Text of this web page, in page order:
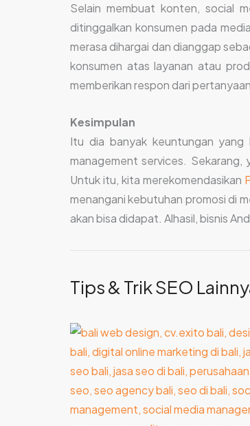
Selain membuat konten, social
ditinggalkan konsumen pada
merasa dihargai dan dianggap
konsumen atas layanan atau
memberikan respon dari
Kesimpulan
Itu dia banyak keuntungan yang
management services. Sekarang,
Untuk itu, kita merekomendasikan
menangani kebutuhan promosi di
akan bisa didapat. Alhasil, bisnis
Tips & Trik SEO